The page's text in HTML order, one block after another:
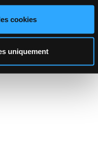
cookies
uniquement